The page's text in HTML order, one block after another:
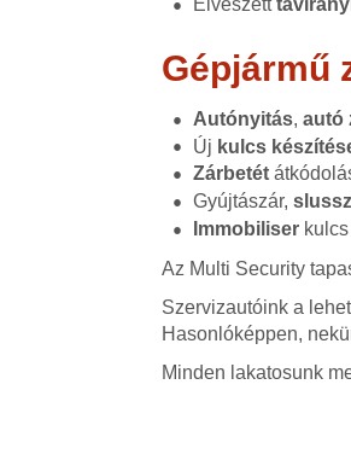
Elveszett
Gépjármű
Autónyitás,autó
Új kulcs
Zárbetét
Gyújtászár,
Immobiliser
Az Multi Security
Szervizautóink a
Hasonlóképpen,
Minden lakatosunk